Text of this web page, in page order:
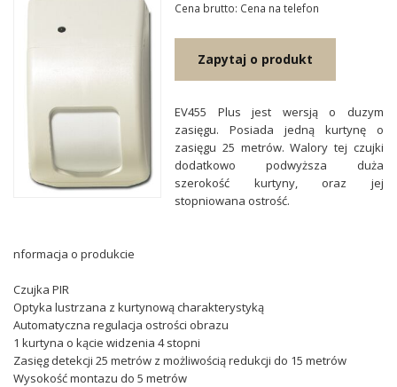
Cena brutto: Cena na telefon
Zapytaj o produkt
EV455 Plus jest wersją o duzym
zasięgu. Posiada jedną kurtynę o
zasięgu 25 metrów. Walory tej czujki
dodatkowo podwyższa duża
szerokość kurtyny, oraz jej
stopniowana ostrość.
nformacja o produkcie
Czujka PIR
Optyka lustrzana z kurtynową charakterystyką
Automatyczna regulacja ostrości obrazu
1 kurtyna o kącie widzenia 4 stopni
Zasięg detekcji 25 metrów z możliwością redukcji do 15 metrów
Wysokość montazu do 5 metrów